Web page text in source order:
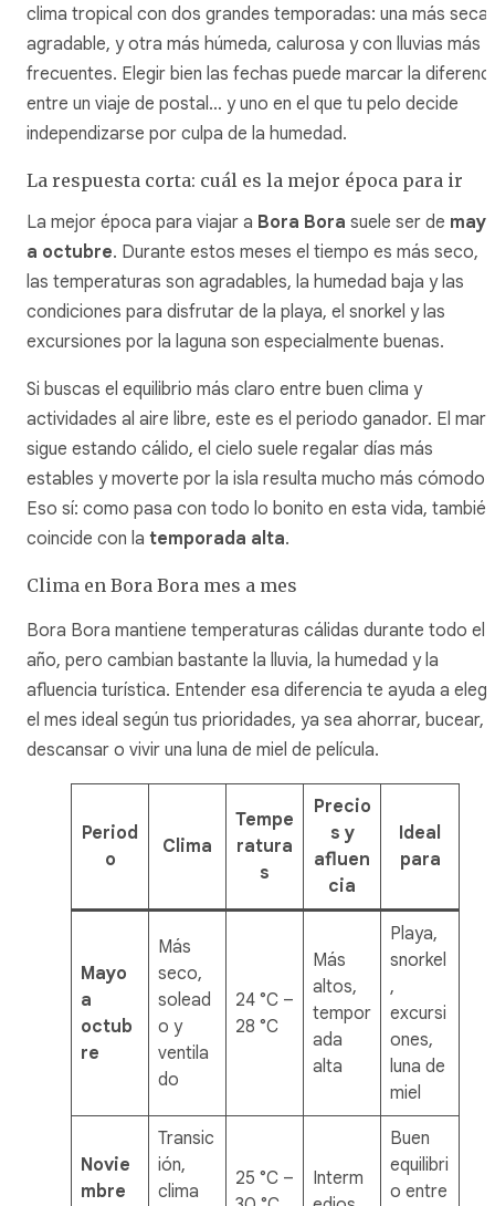
clima tropical con dos grandes temporadas: una más seca
agradable, y otra más húmeda, calurosa y con lluvias más
frecuentes. Elegir bien las fechas puede marcar la
entre un viaje de postal… y uno en el que tu pelo decide
independizarse por culpa de la humedad.
La respuesta corta: cuál es la mejor época para ir
La mejor época para viajar a Bora Bora suele ser de
a octubre. Durante estos meses el tiempo es más seco,
las temperaturas son agradables, la humedad baja y las
condiciones para disfrutar de la playa, el snorkel y las
excursiones por la laguna son especialmente buenas.
Si buscas el equilibrio más claro entre buen clima y
actividades al aire libre, este es el periodo ganador. El mar
sigue estando cálido, el cielo suele regalar días más
estables y moverte por la isla resulta mucho más cómodo.
Eso sí: como pasa con todo lo bonito en esta vida, también
coincide con la temporada alta.
Clima en Bora Bora mes a mes
Bora Bora mantiene temperaturas cálidas durante todo el
año, pero cambian bastante la lluvia, la humedad y la
afluencia turística. Entender esa diferencia te ayuda a
el mes ideal según tus prioridades, ya sea ahorrar, bucear,
descansar o vivir una luna de miel de película.
Period
o
Clima
Tempe
ratura
s
Precio
s y
afluen
cia
Ideal
para
Mayo
a
octub
re
Más
seco,
solead
o y
ventila
do
24 °C –
28 °C
Más
altos,
tempor
ada
alta
Playa,
snorkel
,
excursi
ones,
luna de
miel
Novie
mbre
Transic
ión,
clima
25 °C –
Interm
Buen
equilibri
o entre